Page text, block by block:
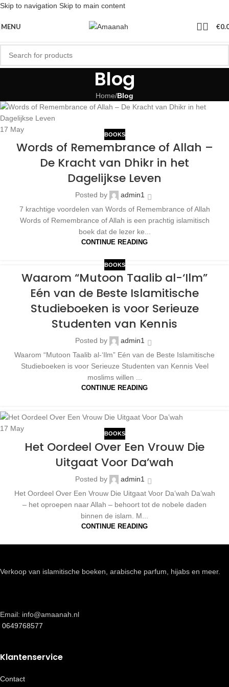
Skip to navigation Skip to main content
MENU €
Blog
Home/Blog
17 May
BOOKS
Words of Remembrance of Allah –
De Kracht van Dhikr in het
Dagelijkse Leven
Posted by
admin1
7 krachtige voordelen van Words of Remembrance of Allah
Words of Remembrance of Allah is een prachtig islamitisch
boek dat de lezer ke...
CONTINUE READING
BOOKS
Waarom “Mutoon Taalib al-‘Ilm”
Eén van de Beste Islamitische
Studieboeken is voor Serieuze
Studenten van Kennis
Posted by
admin1
Waarom “Mutoon Taalib al-‘Ilm” Eén van de Beste Islamitische
Studieboeken is voor Serieuze Studenten van Kennis Veel
moslims willen ...
CONTINUE READING
17 May
BOOKS
Het Oordeel Over Een Vrouw Die
Uitgaat Voor Da’wah
Posted by
admin1
Het Oordeel Over Een Vrouw Die Uitgaat Voor Da’wah Da’wah
– het oproepen naar Allah – behoort tot de nobele daden
binnen de islam. M...
CONTINUE READING
Verkoop van islamitische boeken, arabische parfum, hijabs en meer.
Email: info@amaanah.nl
0649768577
Klantenservice
Contact